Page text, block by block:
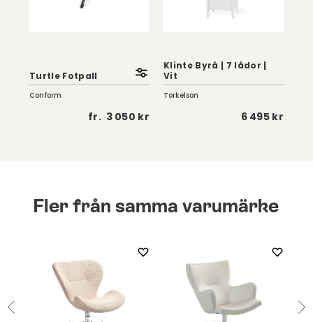
Turtle Fotpall
Conform
fr. 3 050 kr
Klinte Byrå | 7 lådor |
Vit
Torkelson
6 495 kr
Fler från samma varumärke